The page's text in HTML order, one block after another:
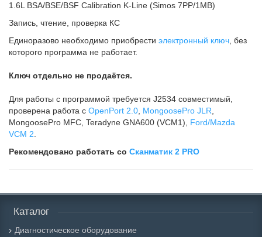
1.6L BSA/BSE/BSF Calibration K-Line (Simos 7PP/1MB)
Запись, чтение, проверка КС
Единоразово необходимо приобрести электронный ключ, без
которого программа не работает.
Ключ отдельно не продаётся.
Для работы с программой требуется J2534 совместимый,
проверена работа с OpenPort 2.0, MongoosePro JLR,
MongoosePro MFC, Teradyne GNA600 (VCM1), Ford/Mazda
VCM 2.
Рекомендовано работать со Сканматик 2 PRO
Каталог
Диагностическое оборудование